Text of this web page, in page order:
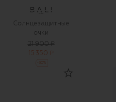
Солнцезащитные
очки
21 900 ₽
15 350 ₽
%